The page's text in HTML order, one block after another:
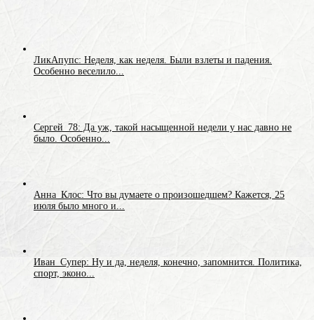
ЛикАпупс: Неделя, как неделя. Были взлеты и падения.
Особенно веселило...
Сергей_78: Да уж, такой насыщенной недели у нас давно не
было. Особенно...
Анна_Клос: Что вы думаете о произошедшем? Кажется, 25
июля было много и...
Иван_Супер: Ну и да, неделя, конечно, запомнится. Политика,
спорт, эконо...